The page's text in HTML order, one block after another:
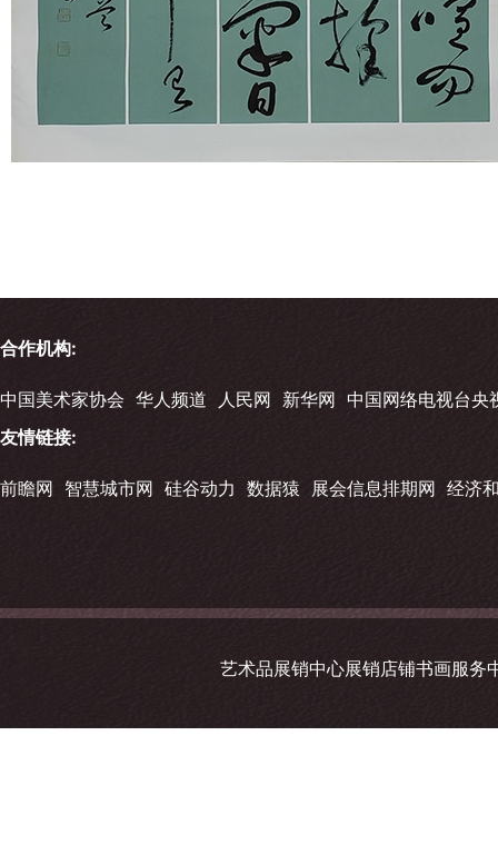
合作机构:
中国美术家协会 华人频道 人民网 新华网 中国网络电视台央
友情链接:
前瞻网 智慧城市网 硅谷动力 数据猿 展会信息排期网 经济
艺术品展销中心展销店铺书画服务